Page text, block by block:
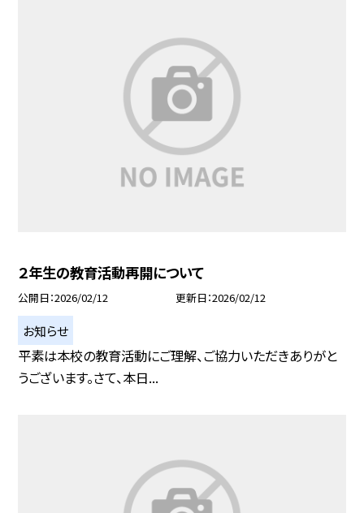
２年生の教育活動再開について
公開日 2026/02/12 更新日 2026/02/12
お知らせ
平素は本校の教育活動にご理解、ご協力いただきありがと
うございます。さて、本日...